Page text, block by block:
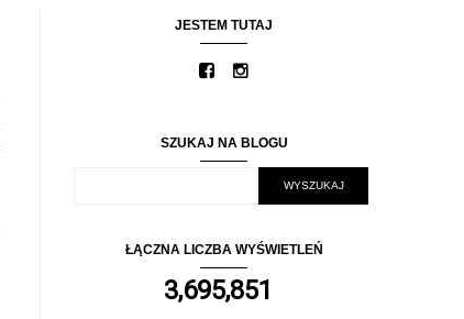
JESTEM TUTAJ
SZUKAJ NA BLOGU
ŁĄCZNA LICZBA WYŚWIETLEŃ
3,695,851